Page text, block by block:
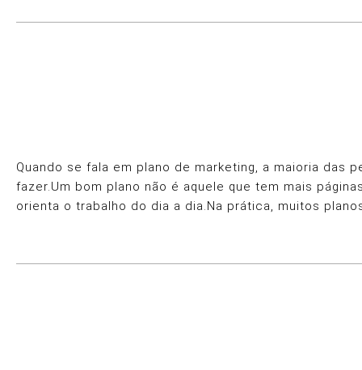
Quando se fala em plano de marketing, a maioria das
fazer.Um bom plano não é aquele que tem mais
orienta o trabalho do dia a dia.Na prática, muitos